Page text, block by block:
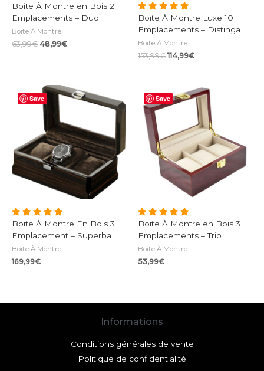
Boite À Montre en Bois 2
Emplacements – Duo
Boite À Montre
63,99€ Le
48,99€Le
Boite À Montre Luxe 10
Emplacements – Distinga
Boite À Montre
153,99€ Le
153,99€.
114,99€Le
114,99€.
Save
Boite À Montre En Bois 3
Emplacement – Superba
Boite À Montre
169,99€
Save
Boite À Montre en Bois 3
Emplacements – Trio
Boite À Montre
53,99€
Informations
Conditions générales de vente
Politique de confidentialité